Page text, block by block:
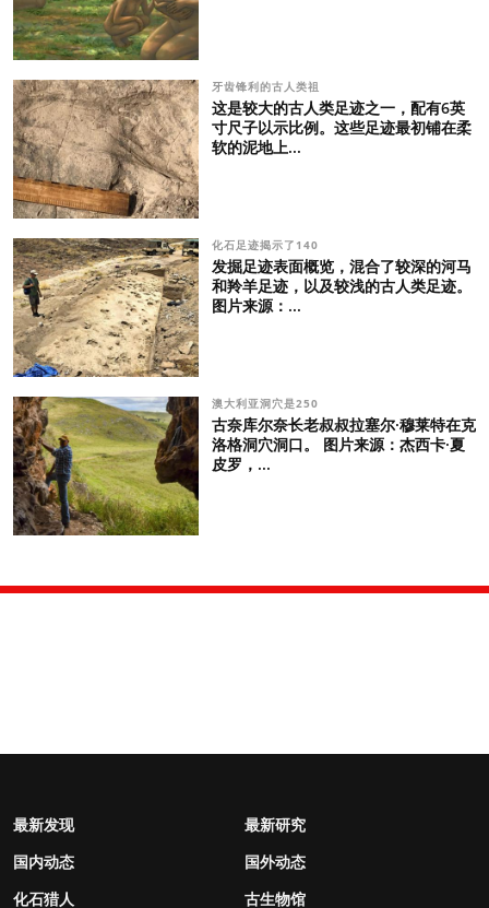
牙齿锋利的古人类祖
这是较大的古人类足迹之一，配有6英
寸尺子以示比例。这些足迹最初铺在柔
软的泥地上...
化石足迹揭示了140
发掘足迹表面概览，混合了较深的河马
和羚羊足迹，以及较浅的古人类足迹。
图片来源：...
澳大利亚洞穴是250
古奈库尔奈长老叔叔拉塞尔·穆莱特在克
洛格洞穴洞口。 图片来源：杰西卡·夏
皮罗，...
最新发现
最新研究
国内动态
国外动态
化石猎人
古生物馆